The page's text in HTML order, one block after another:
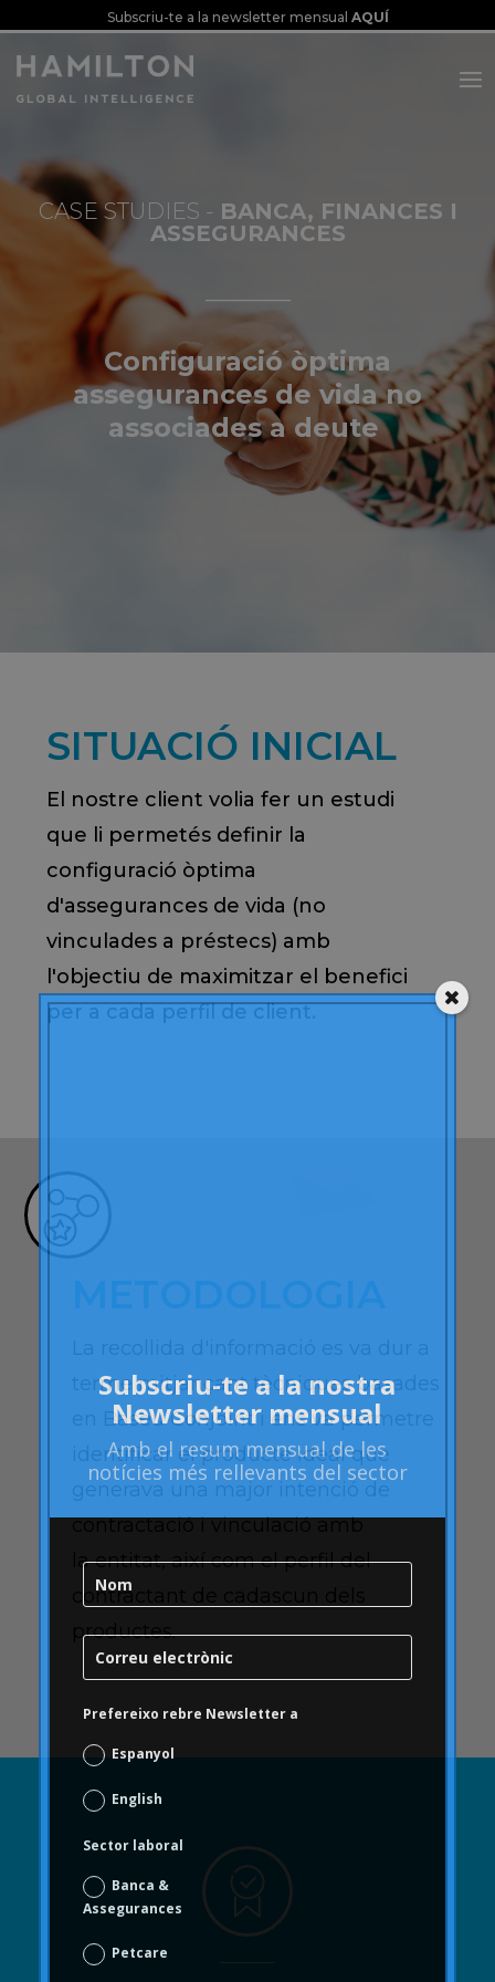
Subscriu-te a la newsletter mensual AQUÍ
BANCA, FINANCES I
ASSEGURANCES
Configuració òptima
assegurances de vida no
associades a deute
SITUACIÓ INICIAL
El nostre client volia fer un estudi
que li permetés definir la
configuració òptima
d'assegurances de vida (no
vinculades a préstecs) amb
l'objectiu de maximitzar el benefici
per a cada perfil de client.
terme mitjançant tècniques basades
Baseu Conjointi ens va permetre
identificar el producte ideal que
contractació i vinculació amb
laentitat,així com el perfil del
contractant de cadascun dels
productes.
Subscriu-te a la nostra
Newsletter mensual
Amb el resum mensual de les
notícies més rellevants del sector
Prefereixo rebre Newsletter a
Espanyol
English
Sector laboral
Banca &
Assegurances
Petcare